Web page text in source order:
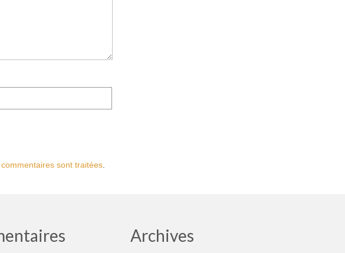
sont traitées
Archives